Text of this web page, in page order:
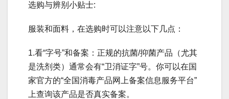
选购与辨别小贴士:
服装和面料，在选购时可以注意以下几点：
1.看“字号”和备案：正规的抗菌/抑菌产品（尤其
是洗剂类）通常会有“卫消证字”号。你可以在国
家官方的“全国消毒产品网上备案信息服务平台”
上查询该产品是否真实备案。